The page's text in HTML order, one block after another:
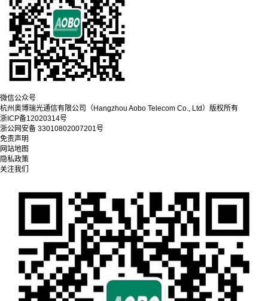
微信公众号
杭州奥博瑞光通信有限公司（Hangzhou Aobo Telecom Co., Ltd） 版权所有
浙ICP备12020314号
浙公网安备 33010802007201号
免责声明
网站地图
隐私政策
关注我们